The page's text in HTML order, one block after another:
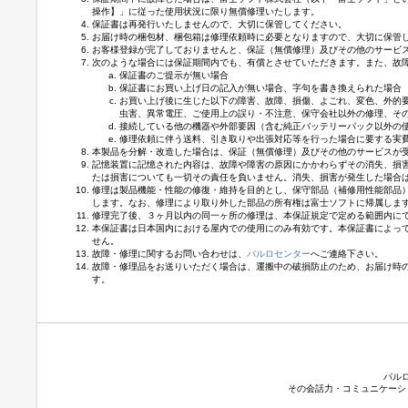
操作】」に従った使用状況に限り無償修理いたします。
保証書は再発行いたしませんので、大切に保管してください。
お届け時の梱包材、梱包箱は修理依頼時に必要となりますので、大切に保管
お客様登録が完了しておりませんと、保証（無償修理）及びその他のサービ
次のような場合には保証期間内でも、有償とさせていただきます。また、故
保証書のご提示が無い場合
保証書にお買い上げ日の記入が無い場合、字句を書き換えられた場合
お買い上げ後に生じた以下の障害、故障、損傷、よごれ、変色、外
虫害、異常電圧、ご使用上の誤り・不注意、保守会社以外の修理、
接続している他の機器や外部要因（含む純正バッテリーパック以外
修理依頼に伴う送料、引き取りや出張対応等を行った場合に要する実
本製品を分解・改造した場合は、保証（無償修理）及びその他のサービスが
記憶装置に記憶された内容は、故障や障害の原因にかかわらずその消失、
たは損害についても一切その責任を負いません。消失、損害が発生した場
修理は製品機能・性能の修復・維持を目的とし、保守部品（補修用性能部
します。なお、修理により取り外した部品の所有権は富士ソフトに帰属しま
修理完了後、３ヶ月以内の同一ヶ所の修理は、本保証規定で定める範囲内に
本保証書は日本国内における屋内での使用にのみ有効です。本保証書によ
せん。
故障・修理に関するお問い合わせは、 パルロセンターへご連絡下さい。
故障・修理品をお送りいただく場合は、運搬中の破損防止のため、お届け
す。
パル
その会話力・コミュニケー